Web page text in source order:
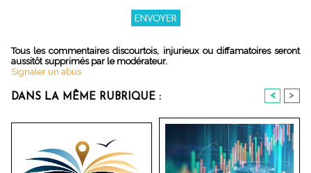
Tous les commentaires discourtois, injurieux ou diffamatoires seront
aussitôt supprimés par le modérateur.
Signaler un abus
DANS LA MÊME RUBRIQUE : < >